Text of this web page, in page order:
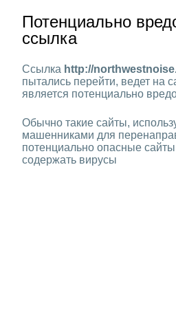
Потенциально
ссылка
Ссылка http://
пытались перейти, ведет на
является потенциально
Обычно такие сайты,
машенниками для
потенциально опасные
содержать вирусы